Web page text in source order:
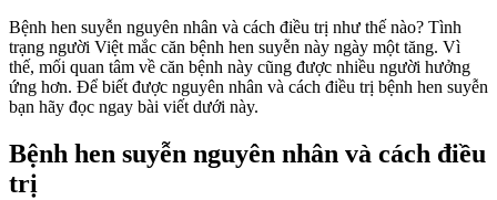
Bệnh hen suyễn nguyên nhân và cách điều trị như thế nào? Tình
trạng người Việt mắc căn bệnh hen suyễn này ngày một tăng. Vì
thế, mối quan tâm về căn bệnh này cũng được nhiều người hưởng
ứng hơn. Để biết được nguyên nhân và cách điều trị bệnh hen suyễn
bạn hãy đọc ngay bài viết dưới này.
Bệnh hen suyễn nguyên nhân và cách điều
trị